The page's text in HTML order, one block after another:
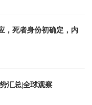
，死者身份初确定，内
汇总|全球观察